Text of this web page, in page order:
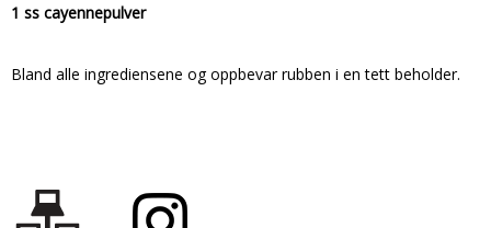
1 ss cayennepulver
Bland alle ingrediensene og oppbevar rubben i en tett beholder.